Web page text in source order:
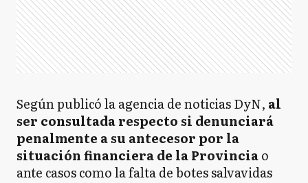
Según publicó la agencia de noticias DyN, al
ser consultada respecto si denunciará
penalmente a su antecesor por la
situación financiera de la Provinciao
ante casos como la falta de botes salvavidas